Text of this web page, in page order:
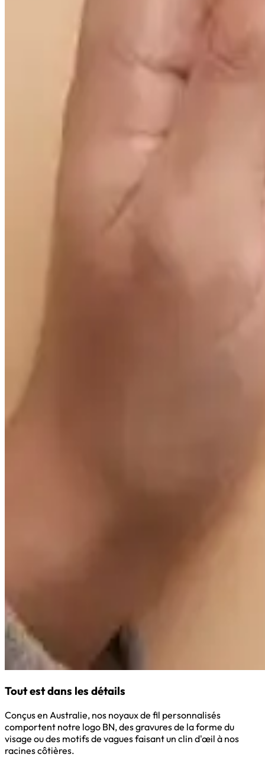
Tout est dans les détails
Conçus en Australie, nos noyaux de fil personnalisés
comportent notre logo BN, des gravures de la forme du
visage ou des motifs de vagues faisant un clin d'œil à nos
racines côtières.